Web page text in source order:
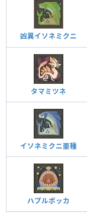
凶異イソネミクニ
タマミツネ
イソネミクニ亜種
ハプルボッカ